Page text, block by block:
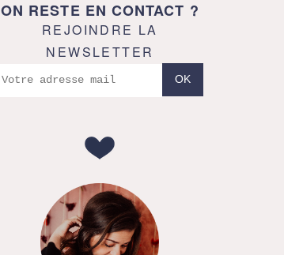
ON RESTE EN CONTACT ?
REJOINDRE LA
NEWSLETTER